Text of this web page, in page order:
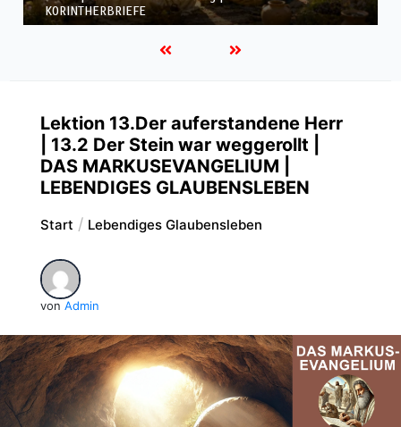
KORINTHERBRIEFE
Lektion 13.Der auferstandene Herr
| 13.2 Der Stein war weggerollt |
DAS MARKUSEVANGELIUM |
LEBENDIGES GLAUBENSLEBEN
Start Lebendiges Glaubensleben
von Admin